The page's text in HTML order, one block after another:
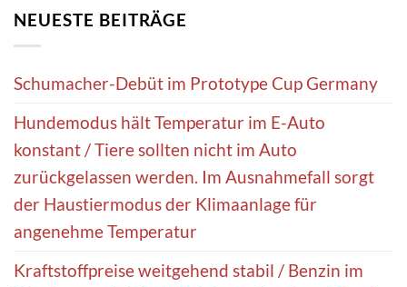
NEUESTE BEITRÄGE
Schumacher-Debüt im Prototype Cup Germany
Hundemodus hält Temperatur im E-Auto
konstant / Tiere sollten nicht im Auto
zurückgelassen werden. Im Ausnahmefall sorgt
der Haustiermodus der Klimaanlage für
angenehme Temperatur
Kraftstoffpreise weitgehend stabil / Benzin im